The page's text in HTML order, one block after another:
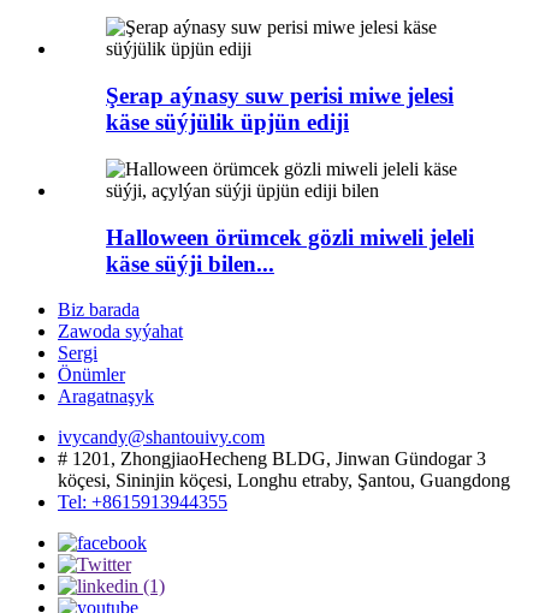
Şerap aýnasy suw perisi miwe jelesi
käse süýjülik üpjün ediji
Halloween örümcek gözli miweli jeleli
käse süýji bilen...
Biz barada
Zawoda syýahat
Sergi
Önümler
Aragatnaşyk
ivycandy@shantouivy.com
# 1201, ZhongjiaoHecheng BLDG, Jinwan Gündogar 3
köçesi, Sininjin köçesi, Longhu etraby, Şantou, Guangdong
Tel: +8615913944355